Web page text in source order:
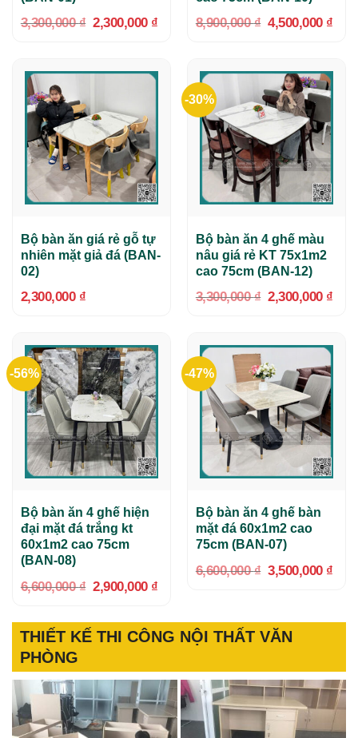
3,300,000₫ Giá
gốc
2,300,000 ₫Giá
8,900,000₫ Giá
gốc
4,500,000 ₫Giá
Bộ bàn ăn giá rẻ gỗ tự
nhiên mặt giả đá (BAN-
02)
2,300,000 ₫
-30%
Bộ bàn ăn 4 ghế màu
nâu giá rẻ KT 75x1m2
cao 75cm (BAN-12)
3,300,000₫ Giá
gốc
2,300,000 ₫Giá
-56%
Bộ bàn ăn 4 ghế hiện
đại mặt đá trắng kt
60x1m2 cao 75cm
(BAN-08)
6,600,000₫ Giá
gốc
2,900,000 ₫Giá
2,900,000 ₫.
-47%
Bộ bàn ăn 4 ghế bàn
mặt đá 60x1m2 cao
75cm (BAN-07)
6,600,000₫ Giá
gốc
3,500,000 ₫Giá
THIẾT KẾ THI CÔNG NỘI THẤT VĂN
PHÒNG